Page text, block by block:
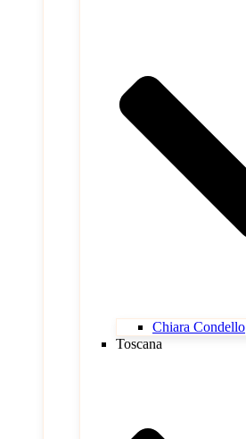
Chiara Condello
Toscana